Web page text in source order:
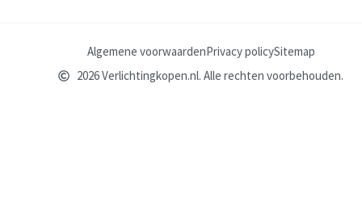
Algemene voorwaardenPrivacy policySitemap
2026 Verlichtingkopen.nl. Alle rechten voorbehouden.